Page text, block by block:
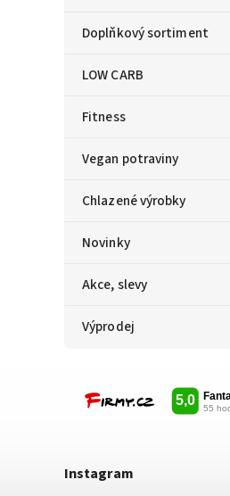
Doplňkový sortiment
LOW CARB
Fitness
Vegan potraviny
Chlazené výrobky
Novinky
Akce, slevy
Výprodej
Instagram